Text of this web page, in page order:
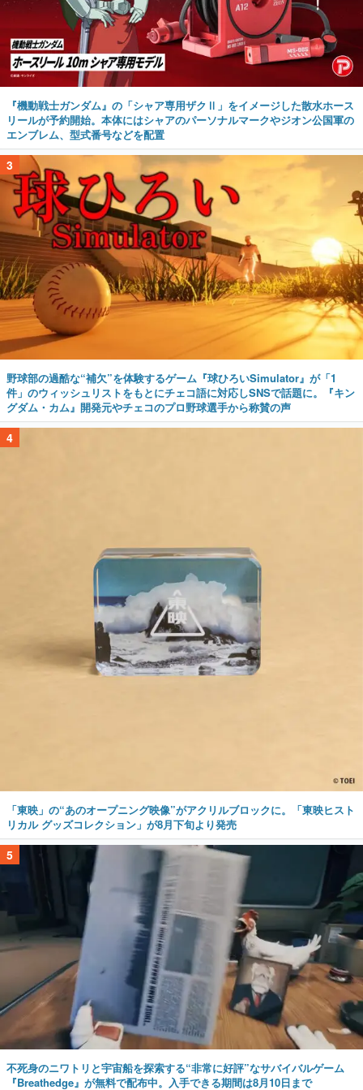
『機動戦士ガンダム』の「シャア専用ザクⅡ」をイメージした散水ホース
リールが予約開始。本体にはシャアのパーソナルマークやジオン公国軍の
エンブレム、型式番号などを配置
3
野球部の過酷な“補欠”を体験するゲーム『球ひろいSimulator』が「1
件」のウィッシュリストをもとにチェコ語に対応しSNSで話題に。『キン
グダム・カム』開発元やチェコのプロ野球選手から称賛の声
4
「東映」の“あのオープニング映像”がアクリルブロックに。「東映ヒスト
リカル グッズコレクション」が8月下旬より発売
5
不死身のニワトリと宇宙船を探索する“非常に好評”なサバイバルゲーム
『Breathedge』が無料で配布中。入手できる期間は8月10日まで